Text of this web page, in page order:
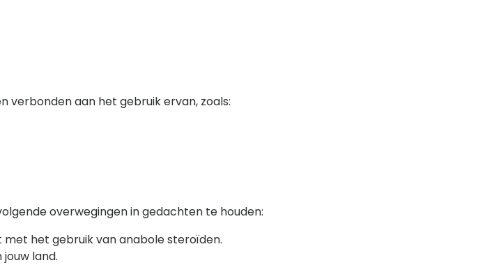
verbonden aan het gebruik ervan, zoals:
overwegingen in gedachten te houden:
het gebruik van anabole steroïden.
land.